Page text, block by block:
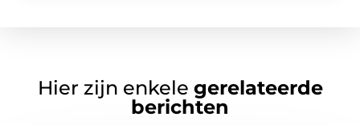
Hier zijn enkele gerelateerde
berichten